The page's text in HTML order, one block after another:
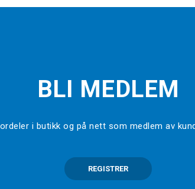
BLI MEDLEM
i butikk og på nett som medlem av
REGISTRER